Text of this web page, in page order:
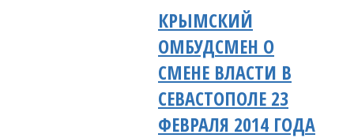
КРЫМСКИЙ
ОМБУДСМЕН О
СМЕНЕ ВЛАСТИ В
СЕВАСТОПОЛЕ 23
ФЕВРАЛЯ 2014 ГОДА